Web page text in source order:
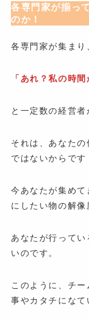
各専門家が揃っ
のか！
各専門家が集まり
「あれ？私の時間
と一定数の経営者
それは、あなた
ではないからです
今あなたが集め
にしたい物の解
あなたが行って
いのです。
このように、チ
事やカタチにな